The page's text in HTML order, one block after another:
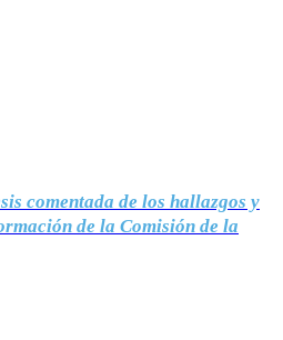
comentada de los hallazgos y
de la Comisión de la